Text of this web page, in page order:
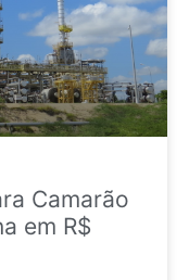
Camarão
em R$